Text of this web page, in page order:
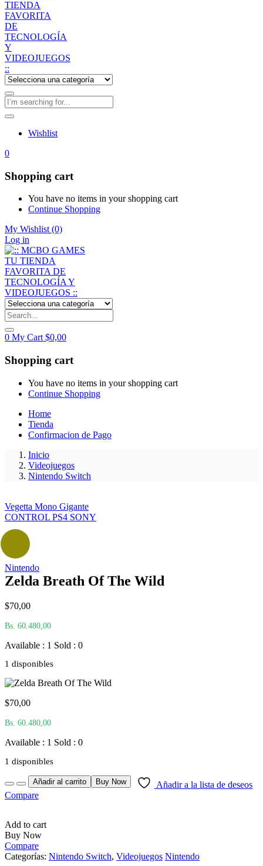
Wishlist
0
Shopping cart
You have no items in your shopping cart
Continue Shopping
My Wishlist (0)
Log in
0 My Cart $0,00
Shopping cart
You have no items in your shopping cart
Continue Shopping
Home
Tienda
Confirmacion de Pago
Inicio
Videojuegos
Nintendo Switch
Vegetta Mono Gigante
CONTROL PS4 SONY
Nintendo
Zelda Breath Of The Wild
$70,00
Bs. 60.480,00
Available : 1 Sold : 0
1 disponibles
$70,00
Bs. 60.480,00
Available : 1 Sold : 0
1 disponibles
QuantityAñadir al carrito Buy Now
Añadir a la lista de deseos
Compare
Add to cart
Buy Now
Compare
Categorías: Nintendo Switch, Videojuegos Nintendo